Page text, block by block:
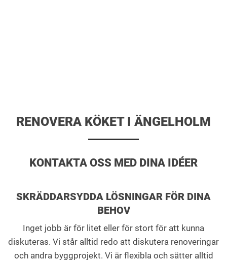
RENOVERA KÖKET I ÄNGELHOLM
KONTAKTA OSS MED DINA IDÉER
SKRÄDDARSYDDA LÖSNINGAR FÖR DINA
BEHOV
Inget jobb är för litet eller för stort för att kunna
diskuteras. Vi står alltid redo att diskutera renoveringar
och andra byggprojekt. Vi är flexibla och sätter alltid